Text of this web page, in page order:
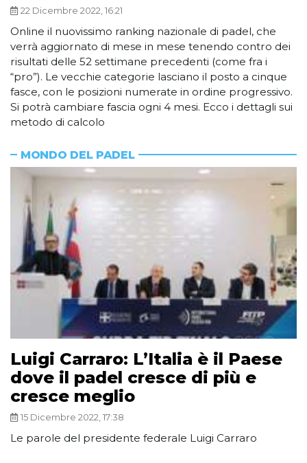
22 Dicembre 2022, 16:21
Online il nuovissimo ranking nazionale di padel, che
verrà aggiornato di mese in mese tenendo contro dei
risultati delle 52 settimane precedenti (come fra i
“pro”). Le vecchie categorie lasciano il posto a cinque
fasce, con le posizioni numerate in ordine progressivo.
Si potrà cambiare fascia ogni 4 mesi. Ecco i dettagli sui
metodo di calcolo
MONDO DEL PADEL
Luigi Carraro: L’Italia è il Paese
dove il padel cresce di più e
cresce meglio
15 Dicembre 2022, 17:38
Le parole del presidente federale Luigi Carraro